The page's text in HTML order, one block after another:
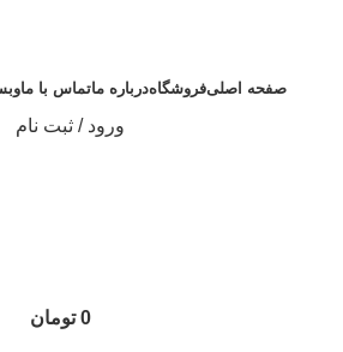
صفحه اصلیفروشگاهدرباره ماتماس با ما
ورود / ثبت نام
0 تومان